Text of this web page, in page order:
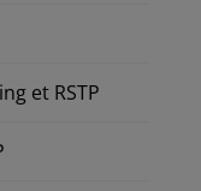
et RSTP